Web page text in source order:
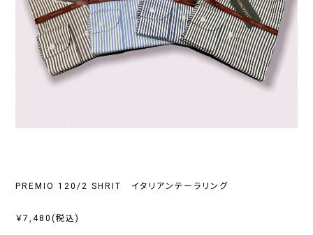
PREMIO 120/2 SHRIT イタリアンテーラリング
￥7,480(税込)